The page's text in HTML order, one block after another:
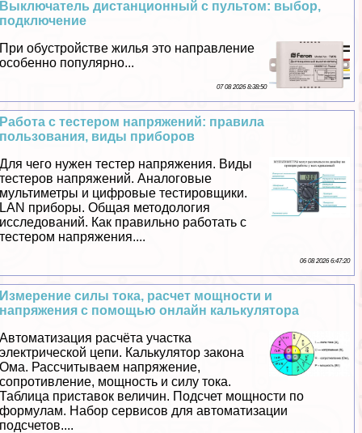
Выключатель дистанционный с пультом: выбор,
подключение
При обустройстве жилья это направление
особенно популярно...
07 08 2026 8:38:50
Работа с тестером напряжений: правила
пользования, виды приборов
Для чего нужен тестер напряжения. Виды
тестеров напряжений. Аналоговые
мультиметры и цифровые тестировщики.
LAN приборы. Общая методология
исследований. Как правильно работать с
тестером напряжения....
06 08 2026 6:47:20
Измерение силы тока, расчет мощности и
напряжения с помощью онлайн калькулятора
Автоматизация расчёта участка
электрической цепи. Калькулятор закона
Ома. Рассчитываем напряжение,
сопротивление, мощность и силу тока.
Таблица приставок величин. Подсчет мощности по
формулам. Набор сервисов для автоматизации
подсчетов....